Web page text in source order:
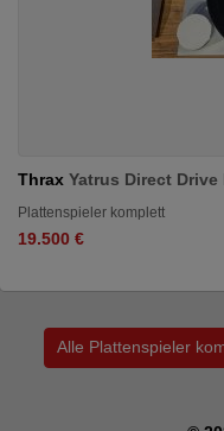
Thrax Yatrus Direct
Plattenspieler komplett
19.500 €
Alle Plattenspieler